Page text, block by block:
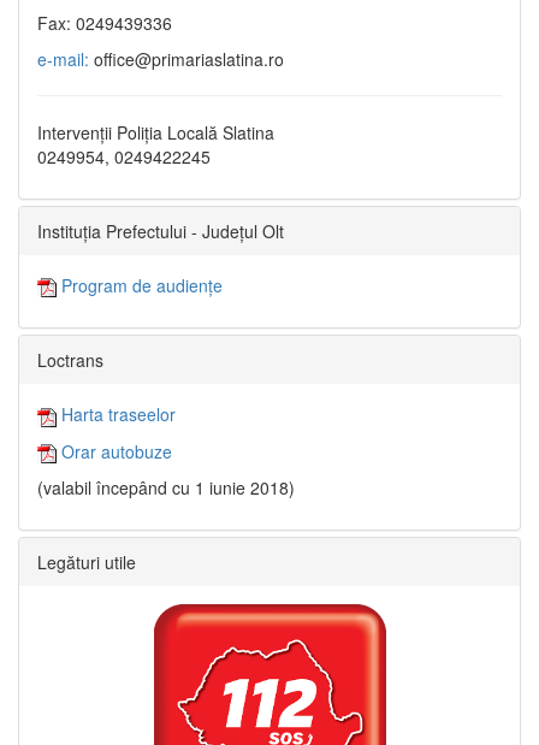
Fax: 0249439336
e-mail: office@primariaslatina.ro
Intervenții Poliția Locală Slatina
0249954, 0249422245
Instituția Prefectului - Județul Olt
Program de audiențe
Loctrans
Harta traseelor
Orar autobuze
(valabil începând cu 1 iunie 2018)
Legături utile